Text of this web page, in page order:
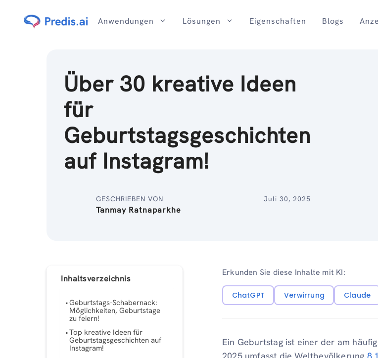
Anwendungen Lösungen Eigenschaften Blogs
Über 30 kreative Ideen
für
Geburtstagsgeschichten
auf Instagram!
GESCHRIEBEN VON
Tanmay Ratnaparkhe
Juli 30, 2025
Inhaltsverzeichnis
Geburtstags-Schabernack:
Möglichkeiten, Geburtstage
zu feiern!
Top kreative Ideen für
Geburtstagsgeschichten auf
Instagram!
Erkunden Sie diese Inhalte mit KI:
ChatGPT Verwirrung Claude
Ein Geburtstag ist einer der am
2025 umfasst die Weltbevölkerung